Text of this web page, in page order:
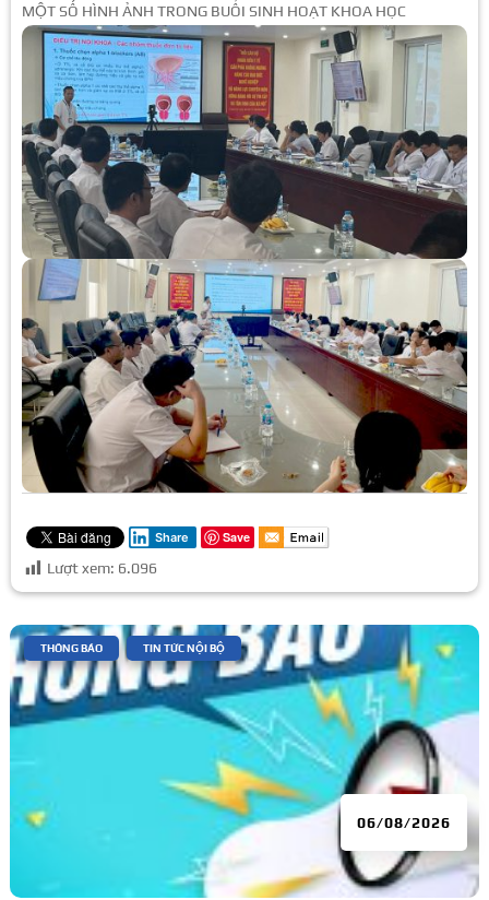
MỘT SỐ HÌNH ẢNH TRONG BUỔI SINH HOẠT KHOA HỌC
Share Save
Lượt xem: 6.096
06/08/2026
THÔNG BÁO TIN TỨC NỘI BỘ